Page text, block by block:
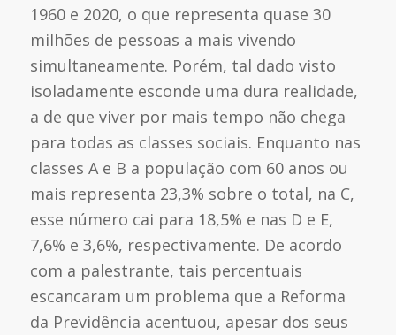
1960 e 2020, o que representa quase 30
milhões de pessoas a mais vivendo
simultaneamente. Porém, tal dado visto
isoladamente esconde uma dura realidade,
a de que viver por mais tempo não chega
para todas as classes sociais. Enquanto nas
classes A e B a população com 60 anos ou
mais representa 23,3% sobre o total, na C,
esse número cai para 18,5% e nas D e E,
7,6% e 3,6%, respectivamente. De acordo
com a palestrante, tais percentuais
escancaram um problema que a Reforma
da Previdência acentuou, apesar dos seus